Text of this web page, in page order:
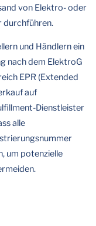
von Elektro- oder
durchführen.
und Händlern ein
nach dem ElektroG
EPR (Extended
auf
Dienstleister
alle
um potenzielle